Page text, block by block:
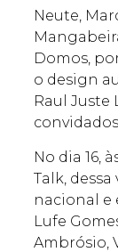
Neute,
Domos,
o design
Raul Juste
No dia 16,
Talk,
nacional e
Lufe
Ambrósio,